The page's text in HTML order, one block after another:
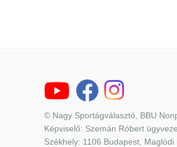
© Nagy Sportágválasztó, BBU
Képviselő: Szemán Róbert
Székhely: 1106 Budapest, Maglódi